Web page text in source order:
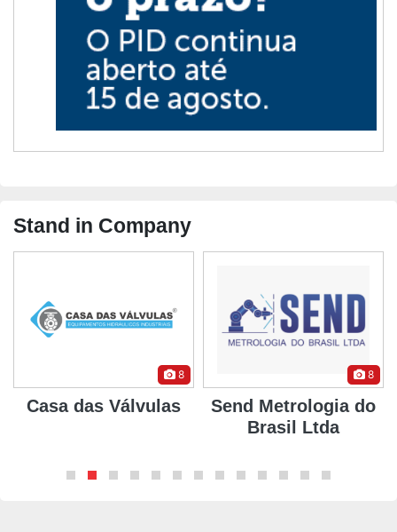
Stand in Company
8
Casa das Válvulas
8
Send Metrologia do
Brasil Ltda